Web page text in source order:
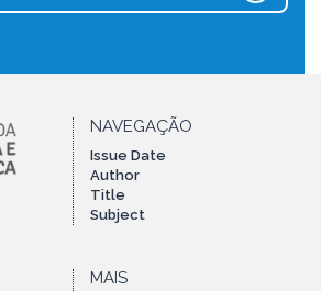
NAVEGAÇÃO
Issue Date
Author
Title
Subject
MAIS